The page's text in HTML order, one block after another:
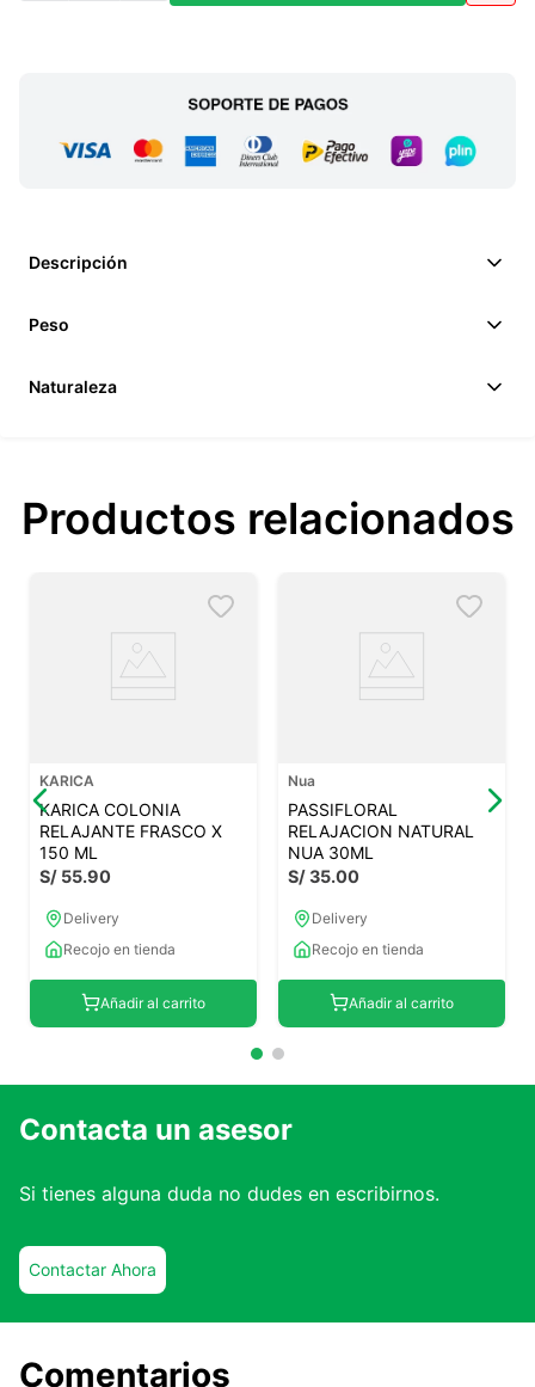
Descripción
Peso
Naturaleza
Productos relacionados
KARICA
KARICA COLONIA
RELAJANTE FRASCO X
150 ML
S/ 55.90
Delivery
Recojo en tienda
Añadir al carrito
Nua
PASSIFLORAL
RELAJACION NATURAL
NUA 30ML
S/35.00
Delivery
Recojo en tienda
Añadir al carrito
Contacta un asesor
Si tienes alguna duda no dudes en escribirnos.
Contactar Ahora
Comentarios